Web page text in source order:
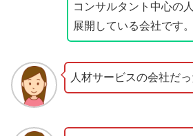
コンサルタント中心の
展開している会社です。
人材サービスの会社だ